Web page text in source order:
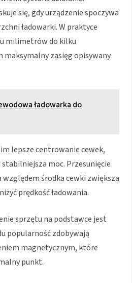
się, gdy urządzenie spoczywa
ładowarki. W praktyce
milimetrów do kilku
zasięg opisywany
ładowarka do
lepsze centrowanie cewek,
moc. Przesunięcie
środka cewki zwiększa
prędkość ładowania.
sprzętu na podstawce jest
popularność zdobywają
magnetycznym, które
punkt.